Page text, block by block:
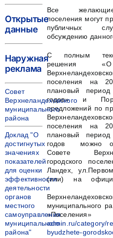
Все
поселения могут
публичных
обсуждению
С полным
решения
поселения на
плановый
годов» и
предложений по
поселения на
плановый
годов можно
Совете
городского
Ландех,
(или) на
муниципального
«Поселения»
admin.ru/category/
byudzhete-
Открытые
данные
Наружная
реклама
Совет
Верхнеландеховского
муниципального
района
Доклад "О
достигнутых
значениях
показателей
для оценки
эффективности
деятельности
органов
местного
самоуправления
муниципального
района"